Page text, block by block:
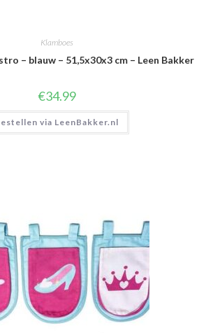
Klamboes
– blauw – 51,5x30x3 cm – Leen Bakker
€34.99
via LeenBakker.nl